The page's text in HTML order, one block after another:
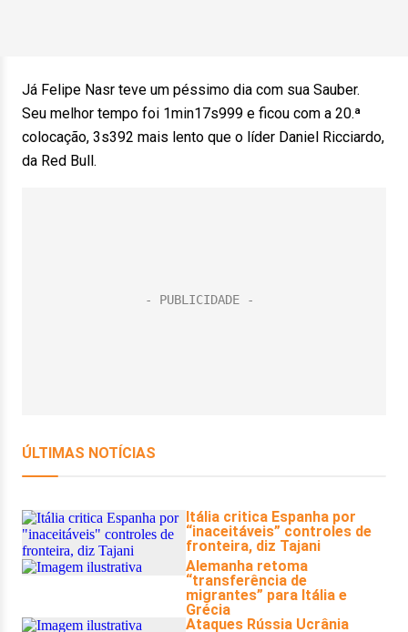
Já Felipe Nasr teve um péssimo dia com sua Sauber.
Seu melhor tempo foi 1min17s999 e ficou com a 20.ª
colocação, 3s392 mais lento que o líder Daniel Ricciardo,
da Red Bull.